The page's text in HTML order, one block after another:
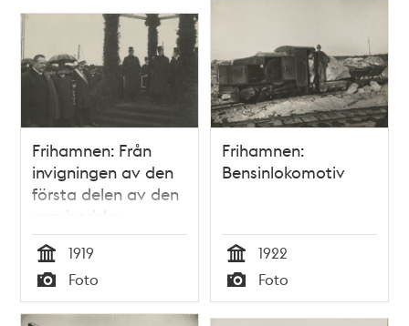
Frihamnen: Från
invigningen av den
första delen av den
provisoriska
Frihamnen den 10
oktober 1919
Tid
1919
Typ
Foto
Frihamnen:
Bensinlokomotiv
Tid
1922
Typ
Foto